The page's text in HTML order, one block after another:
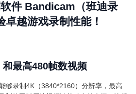
件 Bandicam（班迪录
卓越游戏录制性能！
最高480帧数视频
够录制4K（3840*2160）分辨率，最高